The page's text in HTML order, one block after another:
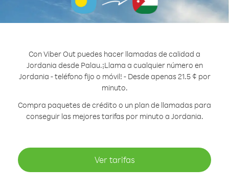
Con Viber Out puedes hacer llamadas de calidad a
Jordania desde Palau.¡Llama a cualquier número en
Jordania - teléfono fijo o móvil! - Desde apenas 21.5 ¢ por
minuto.
Compra paquetes de crédito o un plan de llamadas para
conseguir las mejores tarifas por minuto a Jordania.
Ver tarifas